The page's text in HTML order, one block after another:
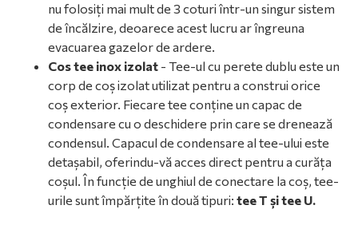
nu folosiți mai mult de 3 coturi într-un singur sistem
de încălzire, deoarece acest lucru ar îngreuna
evacuarea gazelor de ardere.
Cos tee inox izolat - Tee-ul cu perete dublu este un
corp de coș izolat utilizat pentru a construi orice
coș exterior. Fiecare tee conține un capac de
condensare cu o deschidere prin care se drenează
condensul. Capacul de condensare al tee-ului este
detașabil, oferindu-vă acces direct pentru a curăța
coșul. În funcție de unghiul de conectare la coș, tee-
urile sunt împărțite în două tipuri: tee T și tee U.